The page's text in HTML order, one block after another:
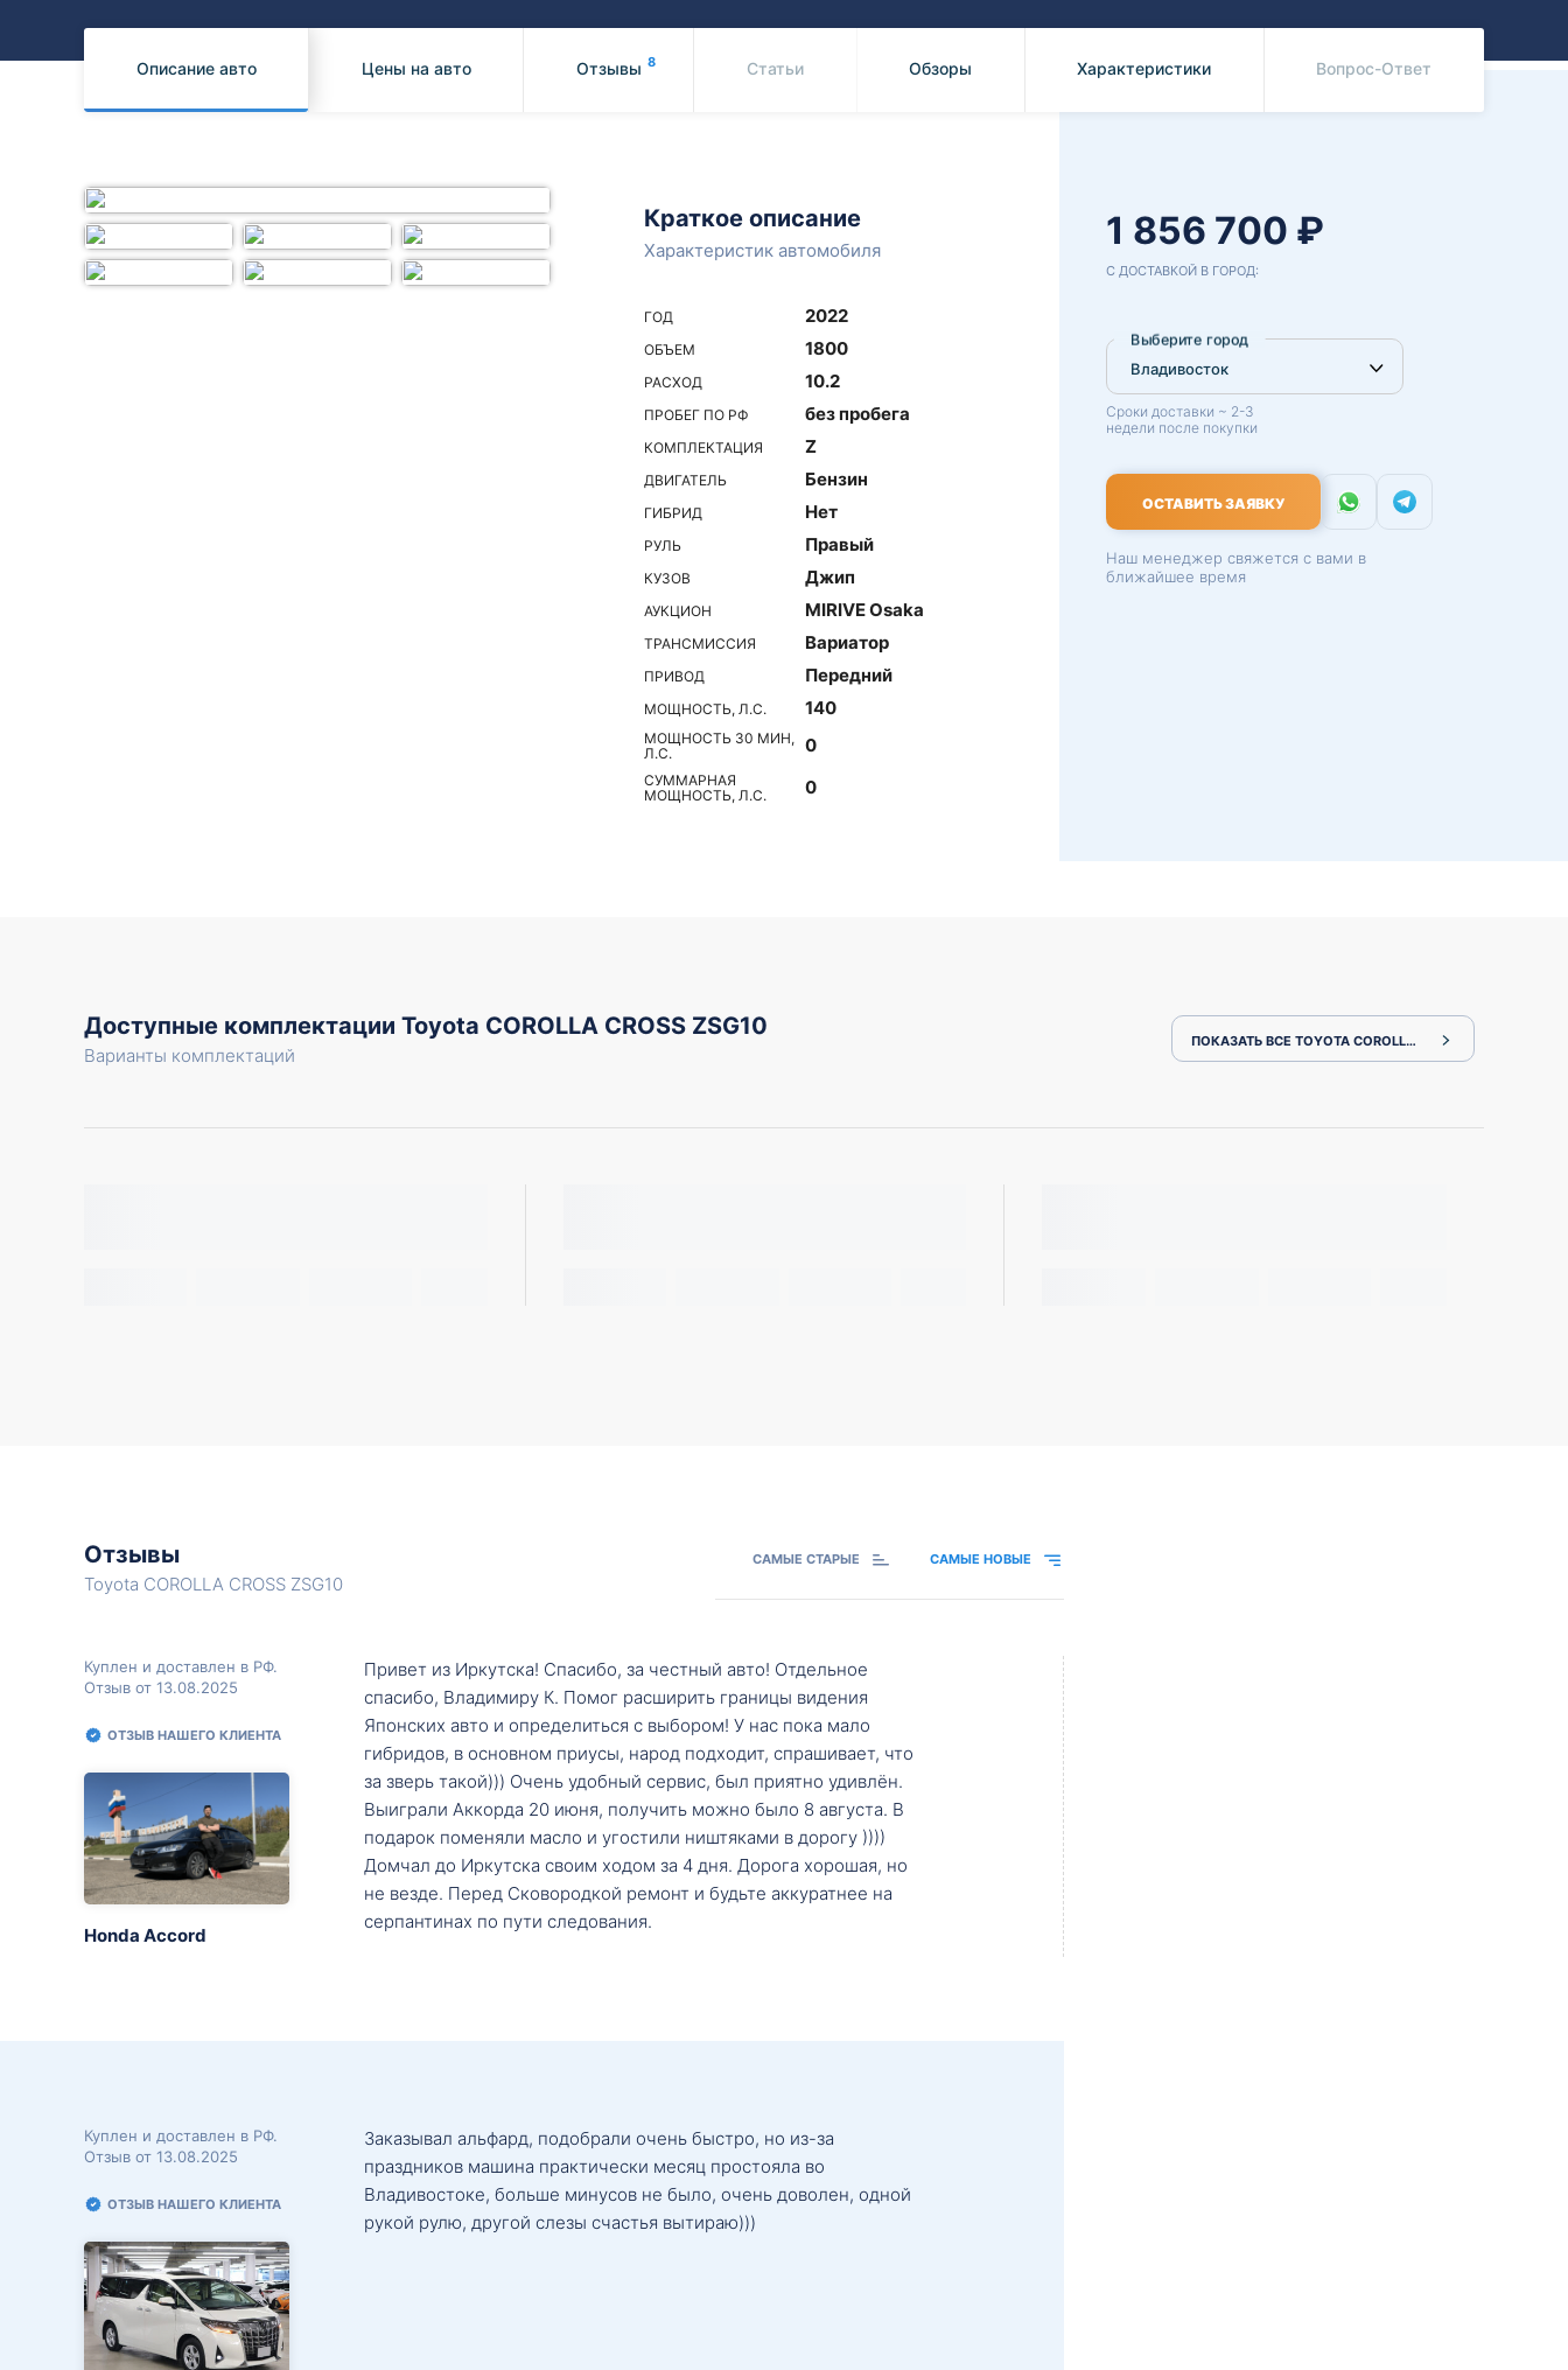
Subaru
Описание авто Цены на авто Отзывы 8 Статьи Обзоры Характеристики Вопрос-Ответ
Краткое описание
Характеристик автомобиля
ГОД 2022
ОБЪЕМ 1800
РАСХОД 10.2
ПРОБЕГ ПО РФ без пробега
КОМПЛЕКТАЦИЯ Z
ДВИГАТЕЛЬ Бензин
ГИБРИД Нет
РУЛЬ Правый
КУЗОВ Джип
АУКЦИОН MIRIVE Osaka
ТРАНСМИССИЯ Вариатор
ПРИВОД Передний
МОЩНОСТЬ, Л.С. 140
МОЩНОСТЬ 30 МИН,
Л.С.
0
СУММАРНАЯ
МОЩНОСТЬ, Л.С.
0
1 856 700 ₽
С ДОСТАВКОЙ В ГОРОД:
Выберите город
Сроки доставки ~ 2-3
недели после покупки
ОСТАВИТЬ ЗАЯВКУ
Наш менеджер свяжется с вами в
ближайшее время
Доступные комплектации Toyota COROLLA CROSS ZSG10
Варианты комплектаций
ПОКАЗАТЬ ВСЕ TOYOTA COROLLA CROSS ZSG10
Отзывы
Toyota COROLLA CROSS ZSG10
САМЫЕ СТАРЫЕ САМЫЕ НОВЫЕ
Куплен и доставлен в РФ.
Отзыв от 13.08.2025
ОТЗЫВ НАШЕГО КЛИЕНТА
Honda Accord
Привет из Иркутска! Спасибо, за честный авто! Отдельное
спасибо, Владимиру К. Помог расширить границы видения
Японских авто и определиться с выбором! У нас пока мало
гибридов, в основном приусы, народ подходит, спрашивает, что
за зверь такой))) Очень удобный сервис, был приятно удивлён.
Выиграли Аккорда 20 июня, получить можно было 8 августа. В
подарок поменяли масло и угостили ништяками в дорогу ))))
Домчал до Иркутска своим ходом за 4 дня. Дорога хорошая, но
не везде. Перед Сковородкой ремонт и будьте аккуратнее на
серпантинах по пути следования.
Куплен и доставлен в РФ.
Отзыв от 13.08.2025
ОТЗЫВ НАШЕГО КЛИЕНТА
Заказывал альфард, подобрали очень быстро, но из-за
праздников машина практически месяц простояла во
Владивостоке, больше минусов не было, очень доволен, одной
рукой рулю, другой слезы счастья вытираю)))